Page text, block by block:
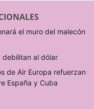
el muro del malecón
debilitan al dólar
de Air Europa refuerzan
España y Cuba